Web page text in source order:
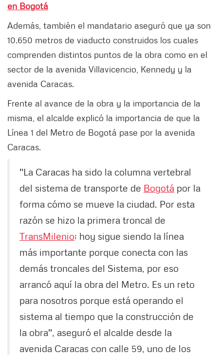
en Bogotá
Además, también el mandatario aseguró que ya son
10.650 metros de viaducto construidos los cuales
comprenden distintos puntos de la obra como en el
sector de la avenida Villavicencio, Kennedy y la
avenida Caracas.
Frente al avance de la obra y la importancia de la
misma, el alcalde explicó la importancia de que la
Línea 1 del Metro de Bogotá pase por la avenida
Caracas.
''La Caracas ha sido la columna vertebral
del sistema de transporte de Bogotá por la
forma cómo se mueve la ciudad. Por esta
razón se hizo la primera troncal de
TransMilenio; hoy sigue siendo la línea
más importante porque conecta con las
demás troncales del Sistema, por eso
arrancó aquí la obra del Metro. Es un reto
para nosotros porque está operando el
sistema al tiempo que la construcción de
la obra'', aseguró el alcalde desde la
avenida Caracas con calle 59, uno de los